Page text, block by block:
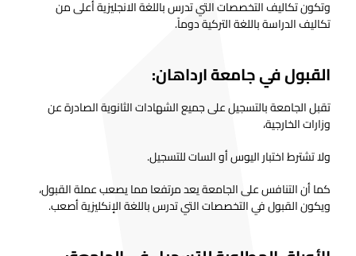
وتكون تكاليف التخصصات التي تدرس باللغة الانجليزية أعلى من
تكاليف الدراسة باللغة التركية دوماً.
القبول في جامعة ارداهان:
تقبل الجامعة بالتسجيل على جميع الشهادات الثانوية الصادرة عن
وزارات الخارجية،
ولا تشترط اختبار اليوس أو السات للتسجيل.
كما أن التنافس على الجامعة يعد مرتفعا مما يصعب عملة القبول،
ويكون القبول في التخصصات التي تدرس باللغة الإنكليزية أصعب.